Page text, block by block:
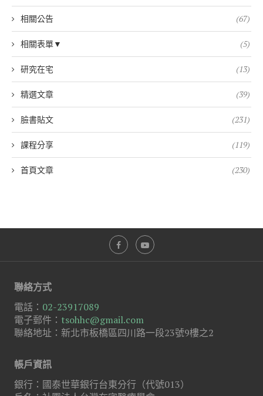
相關公告 (67)
相關表單▼ (5)
研究在宅 (13)
精選文章 (39)
臉書貼文 (231)
課程分享 (119)
首頁文章 (230)
聯絡方式
電話： 02-23917089
電子郵件： tsohhc@gmail.com
聯絡地址：新北市板橋區四川路一段23號9樓之2
帳戶資訊
銀行：國泰世華銀行台東分行（代號013）